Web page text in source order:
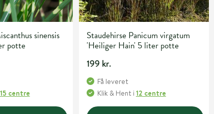
sinensis
potte
15 centre
Staudehirse Panicum virgatum
'Heiliger Hain' 5 liter potte
199 kr.
Få leveret
Klik & Hent i 12 centre